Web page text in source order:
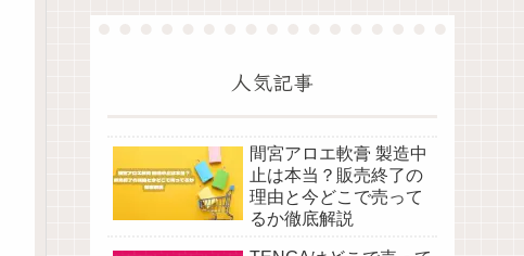
人気記事
間宮アロエ軟膏 製造中
止は本当？販売終了の
理由と今どこで売って
るか徹底解説